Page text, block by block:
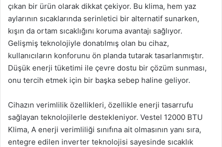
çıkan bir ürün olarak dikkat çekiyor. Bu klima, hem yaz
aylarının sıcaklarında serinletici bir alternatif sunarken,
kışın da ortam sıcaklığını koruma avantajı sağlıyor.
Gelişmiş teknolojiyle donatılmış olan bu cihaz,
kullanıcıların konforunu ön planda tutarak tasarlanmıştır.
Düşük enerji tüketimi ile çevre dostu bir çözüm sunması,
onu tercih etmek için bir başka sebep haline geliyor.
Cihazın verimlilik özellikleri, özellikle enerji tasarrufu
sağlayan teknolojilerle destekleniyor. Vestel 12000 BTU
Klima, A enerji verimliliği sınıfına ait olmasının yanı sıra,
entegre edilen inverter teknolojisi sayesinde sıcaklık